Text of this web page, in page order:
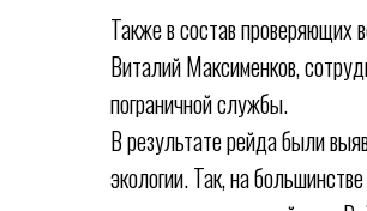
Также в состав проверяющих
Виталий Максименков,
пограничной службы.
В результате рейда были
экологии. Так, на